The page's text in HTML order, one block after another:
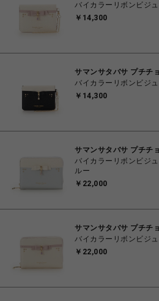
バイカラーリボンビジ
￥14,300
サマンサタバサ プチチ
バイカラーリボンビジ
￥14,300
サマンサタバサ プチチ
バイカラーリボンビジ
ルー
￥22,000
サマンサタバサ プチチ
バイカラーリボンビジ
￥22,000